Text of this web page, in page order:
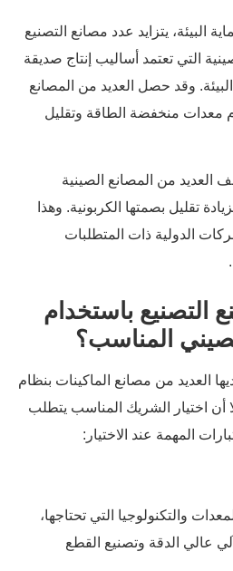
البيئة، يتزايد عدد مصانع التصنيع
التي تعتمد أساليب إنتاج صديقة
وقد حصل العديد من المصانع
منخفضة الطاقة وتقليل
من المصانع الصينية
تقليل بصمتها الكربونية. وهذا
الدولية ذات المتطلبات
باستخدام
المناسب؟
العديد من مصانع الماكينات بنظام
أن اختيار الشريك المناسب يتطلب
المهمة عند الاختيار:
والتكنولوجيا التي تحتاجها،
عالي الدقة وتصنيع القطع